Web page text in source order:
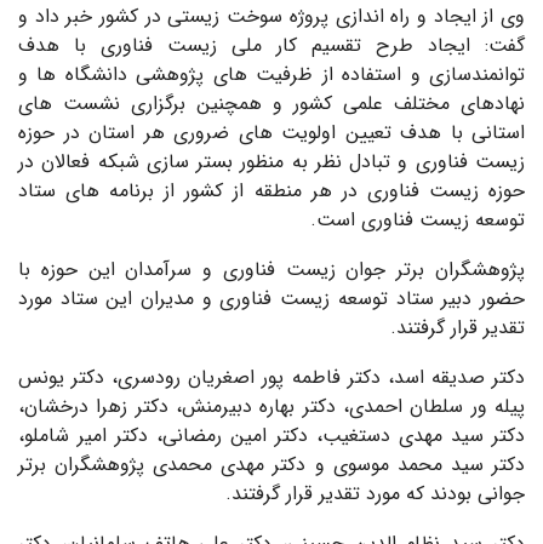
وی از ایجاد و راه اندازی پروژه سوخت زیستی در کشور خبر داد و
گفت: ایجاد طرح تقسیم کار ملی زیست فناوری با هدف
توانمندسازی و استفاده از ظرفیت های پژوهشی دانشگاه ها و
نهادهای مختلف علمی کشور و همچنین برگزاری نشست های
استانی با هدف تعیین اولویت های ضروری هر استان در حوزه
زیست فناوری و تبادل نظر به منظور بستر سازی شبکه فعالان در
حوزه زیست فناوری در هر منطقه از کشور از برنامه های ستاد
توسعه زیست فناوری است.
پژوهشگران برتر جوان زیست فناوری و سرآمدان این حوزه با
حضور دبیر ستاد توسعه زیست فناوری و مدیران این ستاد مورد
تقدیر قرار گرفتند.
دکتر صدیقه اسد، دکتر فاطمه پور اصغریان رودسری، دکتر یونس
پیله ور سلطان احمدی، دکتر بهاره دبیرمنش، دکتر زهرا درخشان،
دکتر سید مهدی دستغیب، دکتر امین رمضانی، دکتر امیر شاملو،
دکتر سید محمد موسوی و دکتر مهدی محمدی پژوهشگران برتر
جوانی بودند که مورد تقدیر قرار گرفتند.